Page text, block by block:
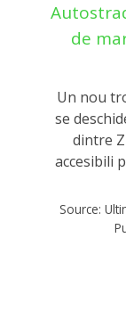
de
Un nou
se
dintre
accesibili
Source: